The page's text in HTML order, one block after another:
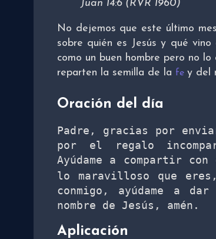
Juan 14:6 (RVR 1960)
No dejemos que este último
sobre quién es Jesús y qué
como un buen hombre pero no
reparten la semilla de la fe y del
Oración del día
Padre, gracias por
por el regalo
Ayúdame a compartir
lo maravilloso que
conmigo, ayúdame a
nombre de Jesús, amén.
Aplicación